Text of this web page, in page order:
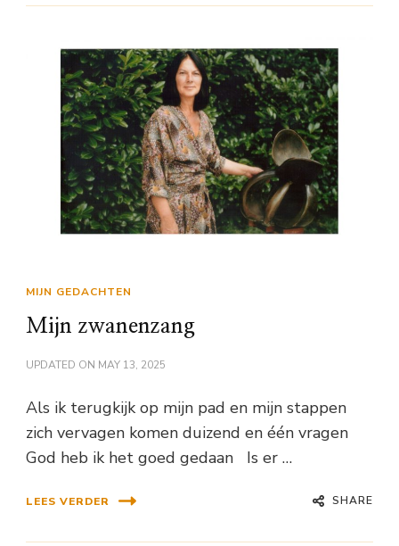
MIJN GEDACHTEN
Mijn zwanenzang
UPDATED ON MAY 13, 2025
Als ik terugkijk op mijn pad en mijn stappen
zich vervagen komen duizend en één vragen
God heb ik het goed gedaan Is er …
LEES VERDER SHARE